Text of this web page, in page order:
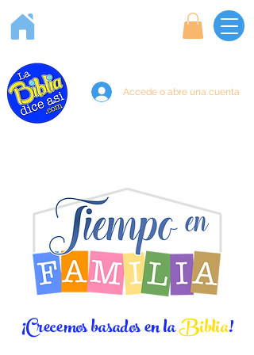
¡Crecemos basados en laBiblia!
Accede o abre una cuenta